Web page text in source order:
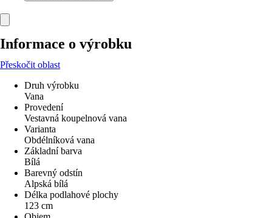
Informace o výrobku
Přeskočit oblast
Druh výrobku
Vana
Provedení
Vestavná koupelnová vana
Varianta
Obdélníková vana
Základní barva
Bílá
Barevný odstín
Alpská bílá
Délka podlahové plochy
123 cm